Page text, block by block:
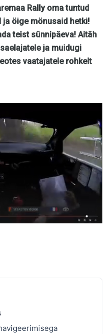
Rally oma tuntud
ja öige mönusaid hetki!
teist sünnipäeva! Aitäh
ja muidugi
vaatajatele rohkelt